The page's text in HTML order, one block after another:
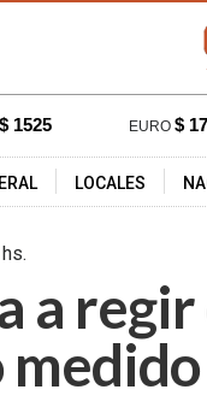
$ 1525 EURO $
LOCALES
hs.
a